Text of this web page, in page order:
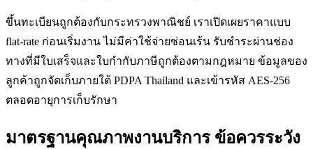
ขึ้นทะเบียนถูกต้องกับกระทรวงพาณิชย์ เราเปิดเผยราคาแบบ
flat-rate ก่อนเริ่มงาน ไม่มีค่าใช้จ่ายซ่อนเร้น รับชำระผ่านช่อง
ทางที่มีใบเสร็จและใบกำกับภาษีถูกต้องตามกฎหมาย ข้อมูลของ
ลูกค้าถูกจัดเก็บภายใต้ PDPA Thailand และเข้ารหัส AES-256
ตลอดอายุการเก็บรักษา
มาตรฐานคุณภาพงานบริการ ข้อควรระวัง